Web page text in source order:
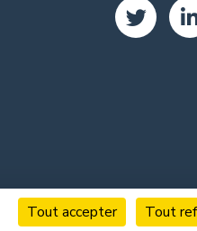
Tout accepter Tout